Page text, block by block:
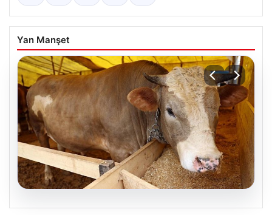
Yan Manşet
06.08.2026